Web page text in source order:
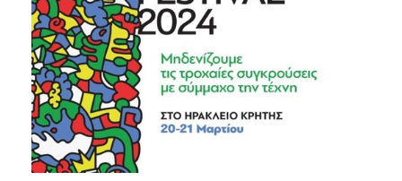
ΔΗΜΟΣ
ΠΟΛΙΤΙΣΜΟΣ
ΑΝΘΕΚΤΙΚΗ
ΠΟΛΗ